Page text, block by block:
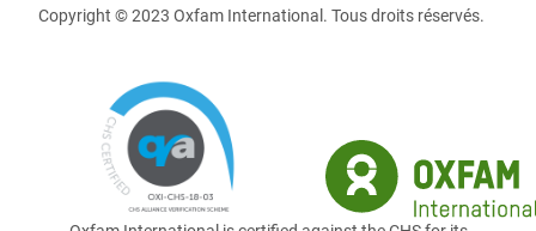
Copyright © 2023 Oxfam International. Tous droits réservés.